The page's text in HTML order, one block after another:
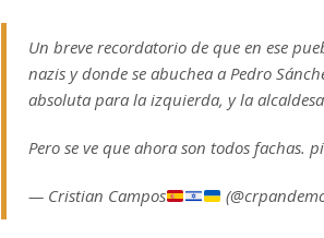
Un breve recordatorio de que en ese
nazis y donde se abuchea a Pedro
absoluta para la izquierda, y la alcaldesa
Pero se ve que ahora son todos fachas.
— Cristian Campos